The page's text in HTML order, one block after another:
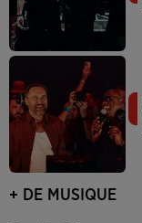
+ DE MUSIQUE